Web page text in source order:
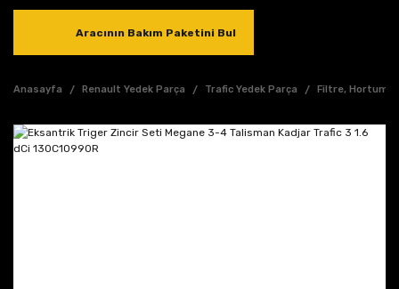
Aracının Bakım Paketini Bul
Anasayfa Renault Yedek Parça Trafic Yedek Parça Filtre, Hortum,